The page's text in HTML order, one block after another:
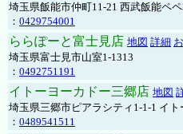
埼玉県飯能市仲町11-21 西武飯能ペ
： 0429754001
ららぽーと富士見店 地図 詳細
埼玉県富士見市山室1-1313
： 0492751191
イトーヨーカドー三郷店 地図
埼玉県三郷市ピアラシティ1-1-1 イ
： 0489541511